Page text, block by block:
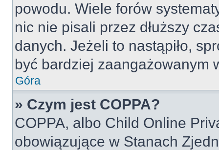
powodu. Wiele forów
nic nie pisali przez dłuższy
danych. Jeżeli to nastąpiło,
być bardziej zaangażowanym
Góra
» Czym jest COPPA?
COPPA, albo Child Online
obowiązujące w Stanach